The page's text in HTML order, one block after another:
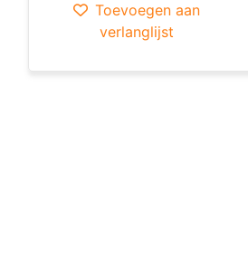
Toevoegen aan
verlanglijst